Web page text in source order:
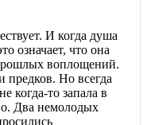
И когда душа
означает, что она
воплощений.
предков. Но всегда
когда-то запала в
Два немолодых